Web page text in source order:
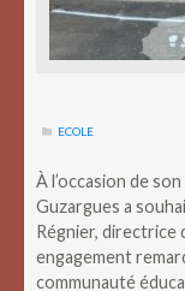
ECOLE
À l’occasion de
Guzargues a
Régnier, directrice
engagement
communauté